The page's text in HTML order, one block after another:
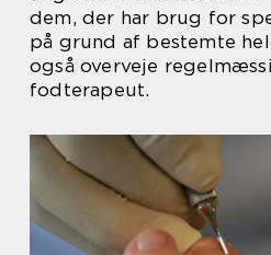
dem, der har brug for
på grund af bestemte
også overveje
fodterapeut.